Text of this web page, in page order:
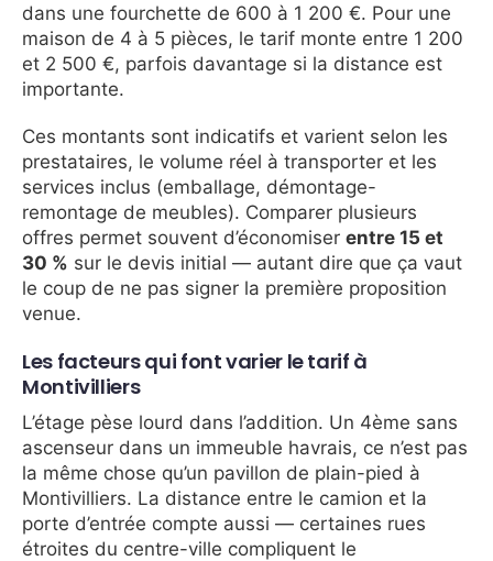
dans une fourchette de 600 à 1 200 €. Pour une
maison de 4 à 5 pièces, le tarif monte entre 1 200
et 2 500 €, parfois davantage si la distance est
importante.
Ces montants sont indicatifs et varient selon les
prestataires, le volume réel à transporter et les
services inclus (emballage, démontage-
remontage de meubles). Comparer plusieurs
offres permet souvent d’économiser entre 15 et
30 % sur le devis initial — autant dire que ça vaut
le coup de ne pas signer la première proposition
venue.
Les facteurs qui font varier le tarif à
Montivilliers
L’étage pèse lourd dans l’addition. Un 4ème sans
ascenseur dans un immeuble havrais, ce n’est pas
la même chose qu’un pavillon de plain-pied à
Montivilliers. La distance entre le camion et la
porte d’entrée compte aussi — certaines rues
étroites du centre-ville compliquent le